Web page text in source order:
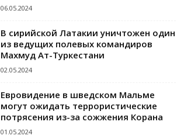
06.05.2024
В сирийской Латакии уничтожен один
из ведущих полевых командиров
Махмуд Ат-Туркестани
02.05.2024
Евровидение в шведском Мальме
могут ожидать террористические
потрясения из-за сожжения Корана
01.05.2024